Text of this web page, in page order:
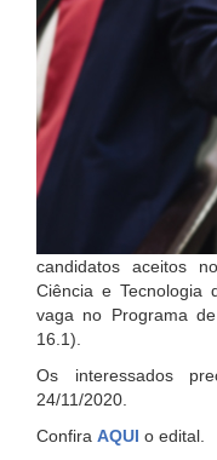
candidatos aceitos
Ciência e Tecnologia
vaga no Programa
16.1).
Os interessados
24/11/2020.
Confira AQUI o edital.